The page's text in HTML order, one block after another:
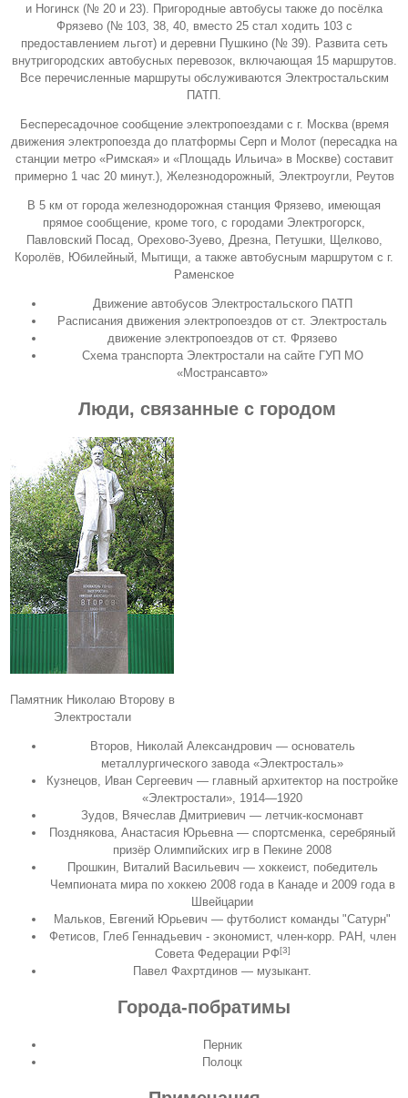
и Ногинск (№ 20 и 23). Пригородные автобусы также до посёлка
Фрязево(№ 103, 38, 40, вместо 25 стал ходить 103 с
предоставлением льгот) и деревни Пушкино (№ 39). Развита сеть
внутригородских автобусных перевозок, включающая 15 маршрутов.
Все перечисленные маршруты обслуживаются Электростальским
ПАТП.
Беспересадочное сообщение электропоездами с г. Москва (время
движения электропоезда до платформы Серп и Молот (пересадка на
станции метро «Римская» и «Площадь Ильича» в Москве) составит
примерно 1 час 20 минут.), Железнодорожный, Электроугли, Реутов
В 5 км от города железнодорожная станция Фрязево , имеющая
прямое сообщение, кроме того, с городами Электрогорск,
Павловский Посад, Орехово-Зуево, Дрезна, Петушки,
Щелково,
Королёв, Юбилейный, Мытищи, а также автобусным маршрутом с г.
Раменское
Движение автобусов Электростальского ПАТП
Расписания движения электропоездов от ст. Электросталь
движение электропоездов от ст. Фрязево
Схема транспорта Электросталина сайте ГУП МО
«Мострансавто»
Люди, связанные с городом
Памятник Николаю Второву в
Электростали
Второв, Николай Александрович — основатель
металлургического завода «Электросталь»
Кузнецов, Иван Сергеевич — главный архитектор на постройке
«Электростали», 1914—1920
Зудов, Вячеслав Дмитриевич — летчик-космонавт
Позднякова, Анастасия Юрьевна — спортсменка, серебряный
призёр Олимпийских игр в Пекине 2008
Прошкин, Виталий Васильевич — хоккеист, победитель
Чемпионата мира по хоккею 2008 года в Канаде и 2009 года в
Швейцарии
Мальков, Евгений Юрьевич — футболист команды "Сатурн"
Фетисов, Глеб Геннадьевич - экономист, член-корр. РАН , член
Совета Федерации РФ[3]
Павел Фахртдинов — музыкант.
Города-побратимы
Перник
Полоцк